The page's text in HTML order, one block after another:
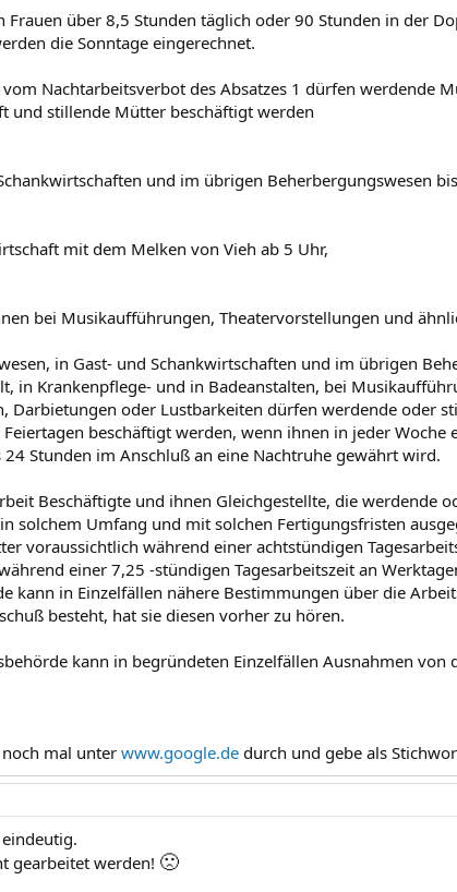
Frauen über 8,5 Stunden täglich oder 90 Stunden in der
die Sonntage eingerechnet.
Nachtarbeitsverbot des Absatzes 1 dürfen werdende
und stillende Mütter beschäftigt werden
und im übrigen Beherbergungswesen
mit dem Melken von Vieh ab 5 Uhr,
bei Musikaufführungen, Theatervorstellungen und
in Gast- und Schankwirtschaften und im übrigen
in Krankenpflege- und in Badeanstalten, bei
Darbietungen oder Lustbarkeiten dürfen werdende oder
Feiertagen beschäftigt werden, wenn ihnen in jeder
Stunden im Anschluß an eine Nachtruhe gewährt wird.
Beschäftigte und ihnen Gleichgestellte, die werdende
solchem Umfang und mit solchen Fertigungsfristen
voraussichtlich während einer achtstündigen
einer 7,25 -stündigen Tagesarbeitszeit an
kann in Einzelfällen nähere Bestimmungen über die
besteht, hat sie diesen vorher zu hören.
kann in begründeten Einzelfällen Ausnahmen von
mal unter www.google.de durch und gebe als
gearbeitet werden! 🙁